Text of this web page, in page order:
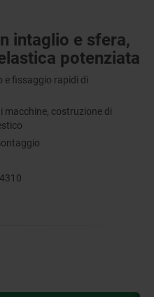
intaglio e sfera,
potenziata
e fissaggio rapidi di
macchine, costruzione di